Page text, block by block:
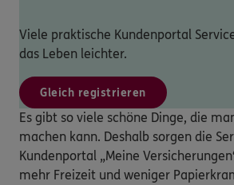
Viele praktische Kundenportal
das Leben leichter.
Gleich registrieren
Es gibt so viele schöne Dinge, die
machen kann. Deshalb sorgen die
Kundenportal „Meine
mehr Freizeit und weniger